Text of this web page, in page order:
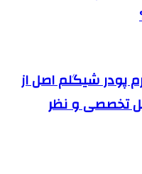
پودر شیگلم اصل از
تخصصی و نظر